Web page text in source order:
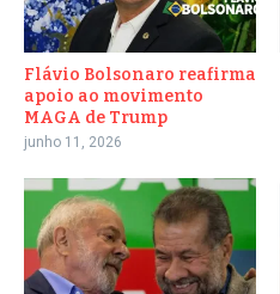
Flávio Bolsonaro reafirma
apoio ao movimento
MAGA de Trump
junho 11, 2026